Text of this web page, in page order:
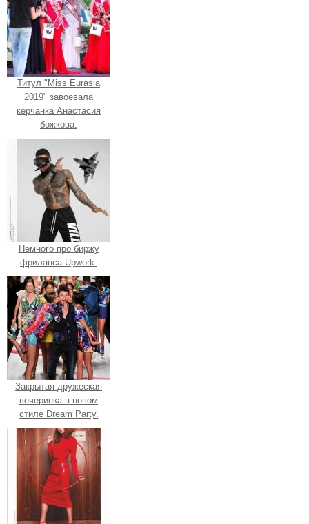
Титул "Miss Eurasia
2019" завоевала
керчанка Анастасия
божкова.
Немного про биржу
фриланса Upwork.
Закрытая дружеская
вечеринка в новом
стиле Dream Party.